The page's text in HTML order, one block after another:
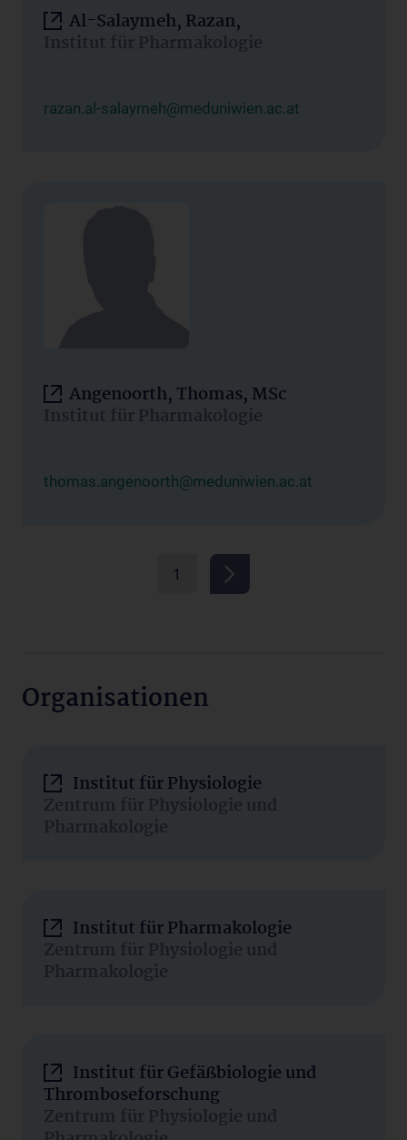
Al-Salaymeh, Razan,
Institut für Pharmakologie
razan.al-salaymeh@meduniwien.ac.at
Angenoorth, Thomas, MSc
Institut für Pharmakologie
thomas.angenoorth@meduniwien.ac.at
1
Organisationen
Institut für Physiologie
Zentrum für Physiologie und
Pharmakologie
Institut für Pharmakologie
Zentrum für Physiologie und
Pharmakologie
Institut für Gefäßbiologie und
Thromboseforschung
Zentrum für Physiologie und